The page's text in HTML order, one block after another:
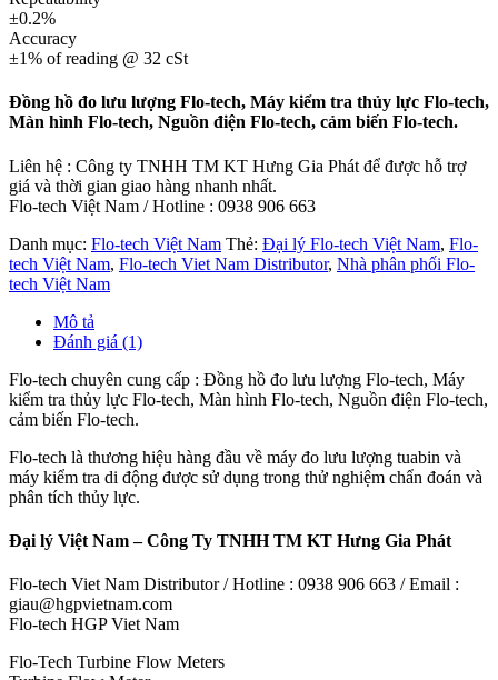
±0.2%
Accuracy
±1% of reading @ 32 cSt
Đồng hồ đo lưu lượng Flo-tech, Máy kiểm tra thủy lực Flo-tech,
Màn hình Flo-tech, Nguồn điện Flo-tech, cảm biến Flo-tech.
Liên hệ : Công ty TNHH TM KT Hưng Gia Phát để được hỗ trợ
giá và thời gian giao hàng nhanh nhất.
Flo-tech Việt Nam / Hotline : 0938 906 663
Danh mục: Flo-tech Việt Nam Thẻ: Đại lý Flo-tech Việt Nam, Flo-
tech Việt Nam, Flo-tech Viet Nam Distributor, Nhà phân phối Flo-
tech Việt Nam
Mô tả
Đánh giá (1)
Flo-tech chuyên cung cấp : Đồng hồ đo lưu lượng Flo-tech, Máy
kiểm tra thủy lực Flo-tech, Màn hình Flo-tech, Nguồn điện Flo-tech,
cảm biến Flo-tech.
Flo-tech là thương hiệu hàng đầu về máy đo lưu lượng tuabin và
máy kiểm tra di động được sử dụng trong thử nghiệm chẩn đoán và
phân tích thủy lực.
Đại lý Việt Nam – Công Ty TNHH TM KT Hưng Gia Phát
Flo-tech Viet Nam Distributor / Hotline : 0938 906 663 / Email :
giau@hgpvietnam.com
Flo-tech HGP Viet Nam
Flo-Tech Turbine Flow Meters